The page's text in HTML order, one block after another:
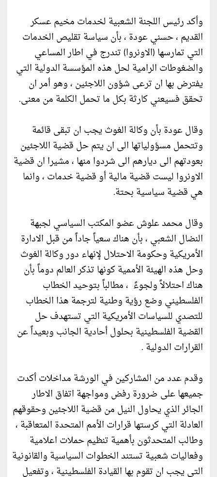
وأكد رئيس اللجنة الشعبية لخدمات مخيم عسكر
القديم ، حسني عودة ، بأن سياسة تقليص الخدمات
التي تمارسها (الاونروا) تندرج في اطار المساعي
والضغوطات الرامية لحل هذه المؤسسة الدولية التي
يفترض بها ان ترعى شؤون اللاجئين ، وهو أمر ان
تحقق فسيعني كارثة بكل ما تحمل الكلمة من معنى.
وقال عودة بأن وكالة الغوث يجب ان تبقى قائمة
وتتحمل مسؤولياتها الى ان يتم حل قضية اللاجئين
بعودتهم الى ديارهم الى شردوا منها ، مشيرا ان قضية
الاونروا ليست قضية مالية أو قضية خدمات ، وانما
هي قضية سياسية بحتة.
وقال محمد علوش عضو المكتب السياسي لجبهة
النضال الشعبي ، بأن هناك سعياً جاداً من قبل الادارة
الأمريكية وحكومة الاحتلال لإنهاء دور وكالة الغوث
وحل هذه الهيئة الأممية كونها تذكر العالم دوماً بأن
هناك احتلالاً ولجوءً ، مطالباً بتوحيد الخطاب
الفلسطيني وضع رؤية وطنية لترجمة هذا الخطاب
للتصدي للسياسات الأمريكية التي تستهدف حل
القضية الفلسطينية بحلول أحادية الجانب وبعيداً عن
القرارات الدولية .
وقدم عدد من المشاركين في الورشة مداخلات أكدت
جميعها على ضرورة رفض ومواجهة اتفاق الاطار
الجائر الذي يحاول النيل من قضية اللاجئين وحقوقهم
العادلة التي كرستها قرارات الأمم المتحدة المتعاقبة ،
وطالب المتحدثون بأهمية تنظيم حملات اعلامية
وفعاليات شعبية تستند الخطوات السياسية والقانونية
التي يجب ان تقوم بها القيادة الفلسطينية ، وتفعيل